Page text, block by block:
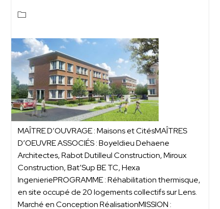
MAÎTRE D’OUVRAGE : Maisons et CitésMAÎTRES
D’OEUVRE ASSOCIÉS : Boyeldieu Dehaene
Architectes, Rabot Dutilleul Construction, Miroux
Construction, Bat’Sup BE TC, Hexa
IngenieriePROGRAMME : Réhabilitation thermisque,
en site occupé de 20 logements collectifs sur Lens.
Marché en Conception RéalisationMISSION :